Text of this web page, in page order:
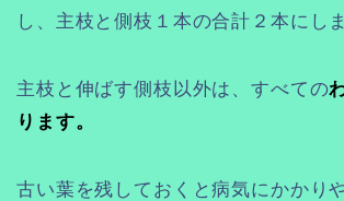
し、主枝と側枝１本の合計２本にしま
主枝と伸ばす側枝以外は、すべての
ります。
古い葉を残しておくと病気にかかり